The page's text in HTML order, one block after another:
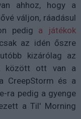
ahhoz, hogy a
váljon, ráadásul
pedig a játékok
az idén őszre
kizárólag az
között ott van a
CreepStorm és a
ra pedig a gyenge
a Til' Morning